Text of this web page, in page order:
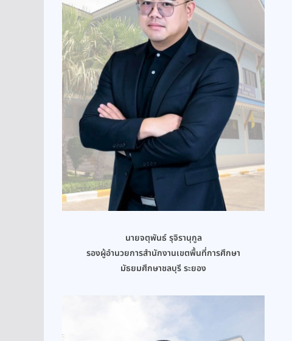
นายจตุพันธ์ รุจิรานุกูล
รองผู้อำนวยการสำนักงานเขตพื้นที่การศึกษา
มัธยมศึกษาชลบุรี ระยอง